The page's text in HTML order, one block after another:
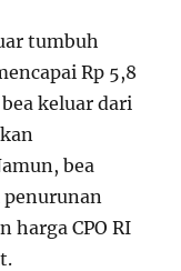
tumbuh
Rp 5,8
keluar dari
bea
harga CPO RI